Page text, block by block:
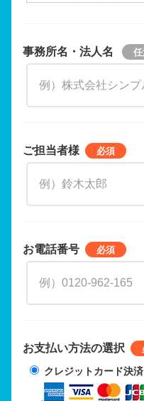
事務所名・法人名
ご担当者様
お電話番号
お支払い方法の選択
クレジットカード決済